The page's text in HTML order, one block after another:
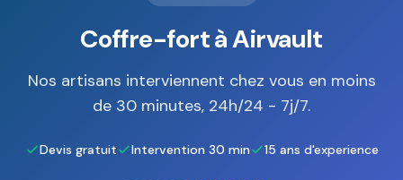
Coffre-fort à Airvault
Nos artisans interviennent chez vous en moins
de 30 minutes, 24h/24 - 7j/7.
Devis gratuit Intervention 30 min 15 ans d'experience